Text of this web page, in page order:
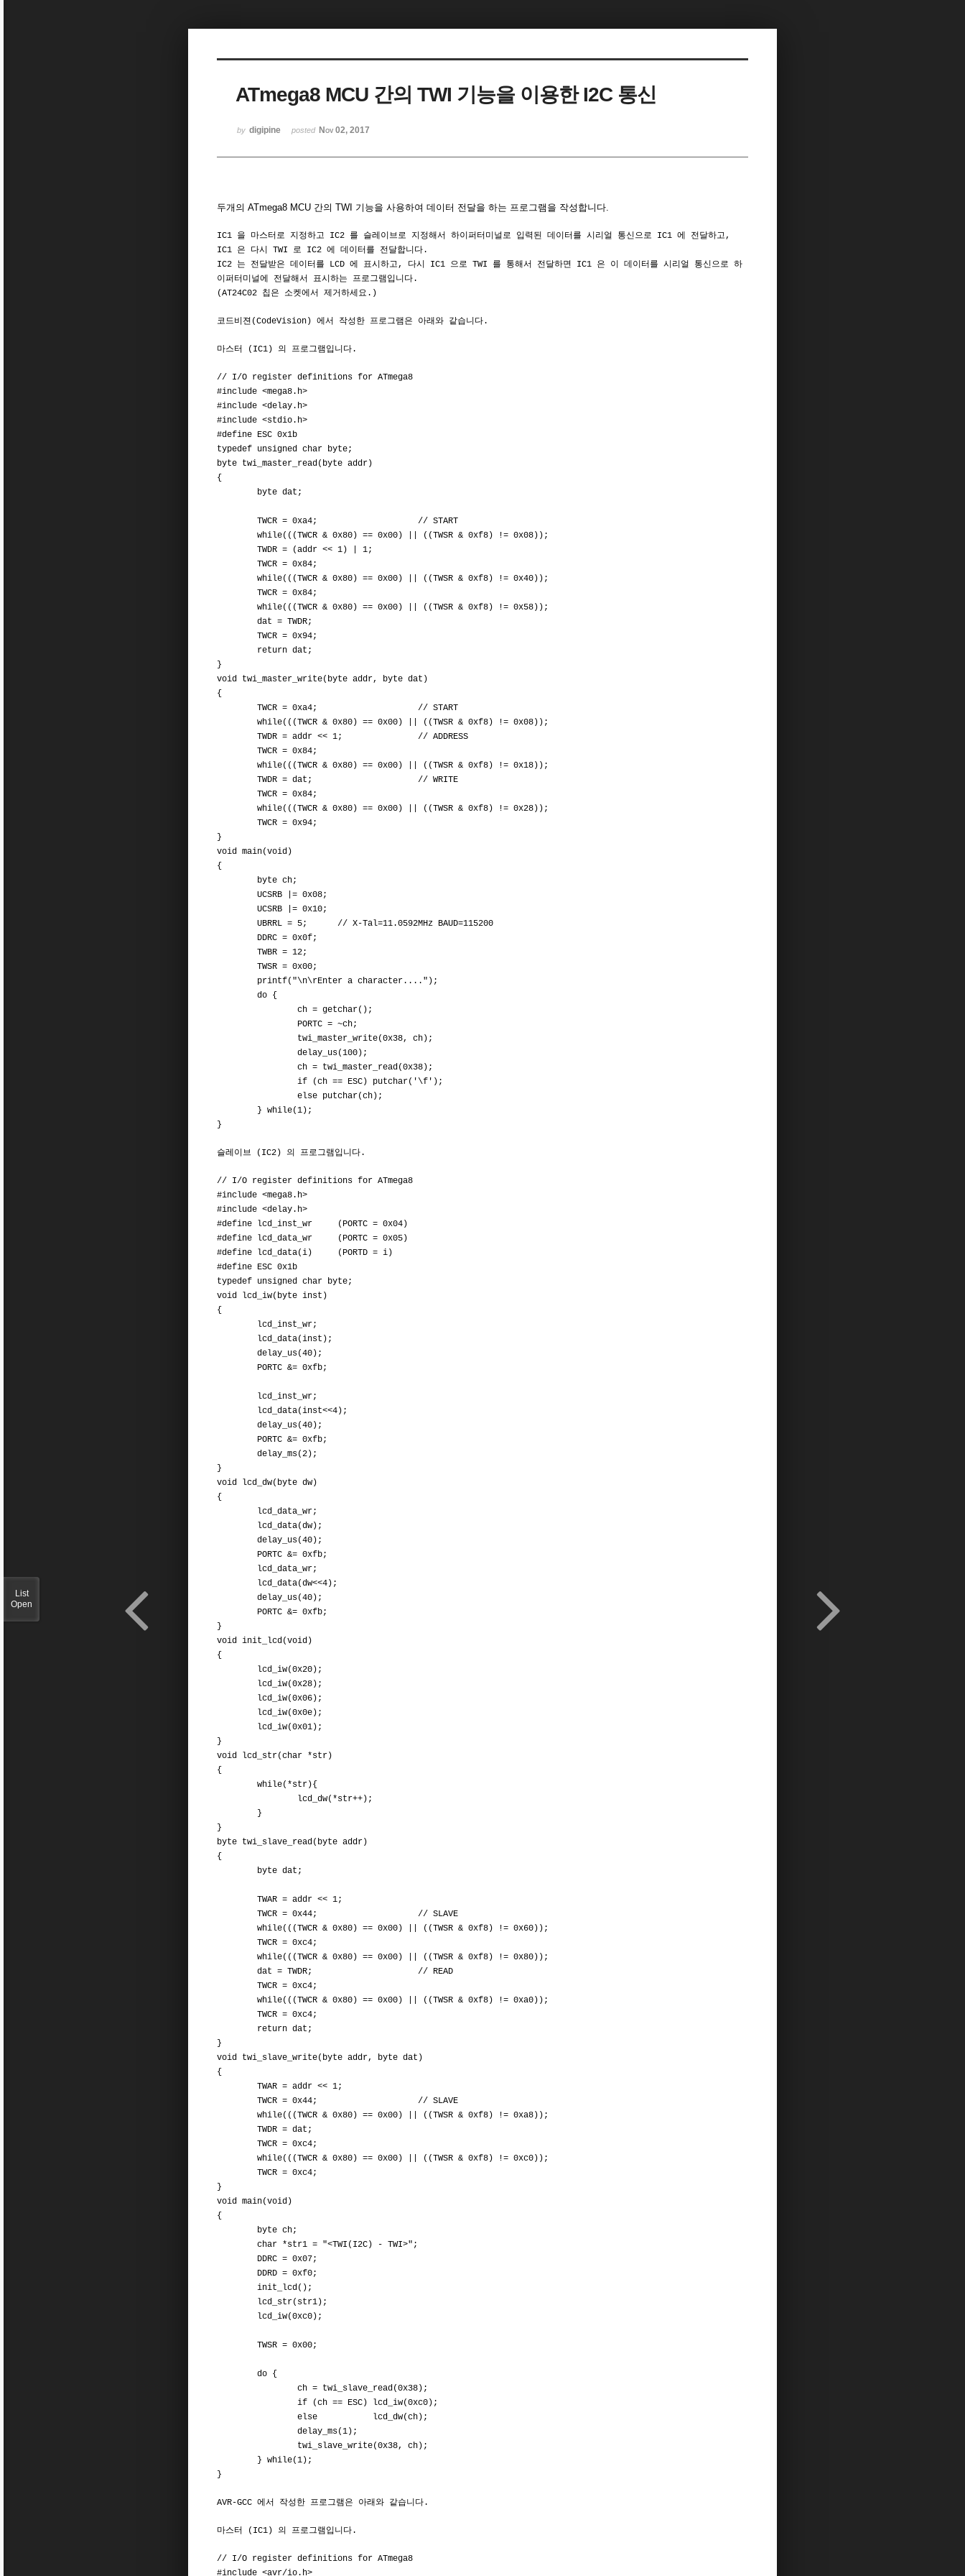
ATmega8 MCU 간의 TWI 기능을 이용한 I2C 통신
by digipine posted Nov 02, 2017
두개의 ATmega8 MCU 간의 TWI 기능을 사용하여 데이터 전달을 하는 프로그램을 작성합니다.
IC1 을 마스터로 지정하고 IC2 를 슬레이브로 지정해서 하이퍼터미널로 입력된 데이터를 시리얼 통신으로 IC1 에 전달하고,
IC1 은 다시 TWI 로 IC2 에 데이터를 전달합니다.
IC2 는 전달받은 데이터를 LCD 에 표시하고, 다시 IC1 으로 TWI 를 통해서 전달하면 IC1 은 이 데이터를 시리얼 통신으로 하
이퍼터미널에 전달해서 표시하는 프로그램입니다.
(AT24C02 칩은 소켓에서 제거하세요.)
코드비젼(CodeVision) 에서 작성한 프로그램은 아래와 같습니다.
마스터 (IC1) 의 프로그램입니다.
// I/O register definitions for ATmega8
#include <mega8.h>
#include <delay.h>
#include <stdio.h>
#define ESC 0x1b
typedef unsigned char byte;
byte twi_master_read(byte addr)
{
byte dat;
TWCR = 0xa4; // START
while(((TWCR & 0x80) == 0x00) || ((TWSR & 0xf8) != 0x08));
TWDR = (addr << 1) | 1;
TWCR = 0x84;
while(((TWCR & 0x80) == 0x00) || ((TWSR & 0xf8) != 0x40));
TWCR = 0x84;
while(((TWCR & 0x80) == 0x00) || ((TWSR & 0xf8) != 0x58));
dat = TWDR;
TWCR = 0x94;
return dat;
}
void twi_master_write(byte addr, byte dat)
{
TWCR = 0xa4; // START
while(((TWCR & 0x80) == 0x00) || ((TWSR & 0xf8) != 0x08));
TWDR = addr << 1; // ADDRESS
TWCR = 0x84;
while(((TWCR & 0x80) == 0x00) || ((TWSR & 0xf8) != 0x18));
TWDR = dat; // WRITE
TWCR = 0x84;
while(((TWCR & 0x80) == 0x00) || ((TWSR & 0xf8) != 0x28));
TWCR = 0x94;
}
void main(void)
{
byte ch;
UCSRB |= 0x08;
UCSRB |= 0x10;
UBRRL = 5; // X-Tal=11.0592MHz BAUD=115200
DDRC = 0x0f;
TWBR = 12;
TWSR = 0x00;
printf("\n\rEnter a character....");
do {
ch = getchar();
PORTC = ~ch;
twi_master_write(0x38, ch);
delay_us(100);
ch = twi_master_read(0x38);
if (ch == ESC) putchar('\f');
else putchar(ch);
} while(1);
}
슬레이브 (IC2) 의 프로그램입니다.
// I/O register definitions for ATmega8
#include <mega8.h>
#include <delay.h>
#define lcd_inst_wr (PORTC = 0x04)
#define lcd_data_wr (PORTC = 0x05)
#define lcd_data(i) (PORTD = i)
#define ESC 0x1b
typedef unsigned char byte;
void lcd_iw(byte inst)
{
lcd_inst_wr;
lcd_data(inst);
delay_us(40);
PORTC &= 0xfb;
lcd_inst_wr;
lcd_data(inst<<4);
delay_us(40);
PORTC &= 0xfb;
delay_ms(2);
}
void lcd_dw(byte dw)
{
lcd_data_wr;
lcd_data(dw);
delay_us(40);
PORTC &= 0xfb;
lcd_data_wr;
lcd_data(dw<<4);
delay_us(40);
PORTC &= 0xfb;
}
void init_lcd(void)
{
lcd_iw(0x20);
lcd_iw(0x28);
lcd_iw(0x06);
lcd_iw(0x0e);
lcd_iw(0x01);
}
void lcd_str(char *str)
{
while(*str){
lcd_dw(*str++);
}
}
byte twi_slave_read(byte addr)
{
byte dat;
TWAR = addr << 1;
TWCR = 0x44; // SLAVE
while(((TWCR & 0x80) == 0x00) || ((TWSR & 0xf8) != 0x60));
TWCR = 0xc4;
while(((TWCR & 0x80) == 0x00) || ((TWSR & 0xf8) != 0x80));
dat = TWDR; // READ
TWCR = 0xc4;
while(((TWCR & 0x80) == 0x00) || ((TWSR & 0xf8) != 0xa0));
TWCR = 0xc4;
return dat;
}
void twi_slave_write(byte addr, byte dat)
{
TWAR = addr << 1;
TWCR = 0x44; // SLAVE
while(((TWCR & 0x80) == 0x00) || ((TWSR & 0xf8) != 0xa8));
TWDR = dat;
TWCR = 0xc4;
while(((TWCR & 0x80) == 0x00) || ((TWSR & 0xf8) != 0xc0));
TWCR = 0xc4;
}
void main(void)
{
byte ch;
char *str1 = "<TWI(I2C) - TWI>";
DDRC = 0x07;
DDRD = 0xf0;
init_lcd();
lcd_str(str1);
lcd_iw(0xc0);
TWSR = 0x00;
do {
ch = twi_slave_read(0x38);
if (ch == ESC) lcd_iw(0xc0);
else lcd_dw(ch);
delay_ms(1);
twi_slave_write(0x38, ch);
} while(1);
}
AVR-GCC 에서 작성한 프로그램은 아래와 같습니다.
마스터 (IC1) 의 프로그램입니다.
// I/O register definitions for ATmega8
#include <avr/io.h>
List
Open
Sketchbook5, 스케치북5
Sketchbook5, 스케치북5